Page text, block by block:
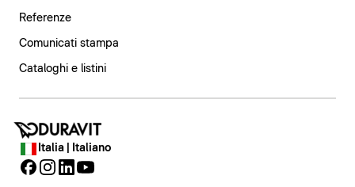
Referenze
Comunicati stampa
Cataloghi e listini
Italia | Italiano